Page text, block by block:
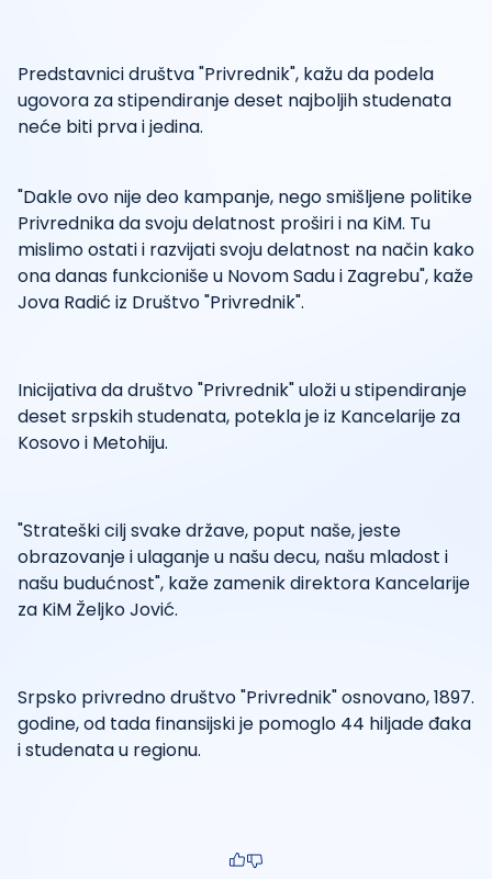
Predstavnici društva "Privrednik", kažu da podela
ugovora za stipendiranje deset najboljih studenata
neće biti prva i jedina.
"Dakle ovo nije deo kampanje, nego smišljene politike
Privrednika da svoju delatnost proširi i na KiM. Tu
mislimo ostati i razvijati svoju delatnost na način kako
ona danas funkcioniše u Novom Sadu i Zagrebu", kaže
Jova Radić iz Društvo "Privrednik".
Inicijativa da društvo "Privrednik" uloži u stipendiranje
deset srpskih studenata, potekla je iz Kancelarije za
Kosovo i Metohiju.
"Strateški cilj svake države, poput naše, jeste
obrazovanje i ulaganje u našu decu, našu mladost i
našu budućnost", kaže zamenik direktora Kancelarije
za KiM Željko Jović.
Srpsko privredno društvo "Privrednik" osnovano, 1897.
godine, od tada finansijski je pomoglo 44 hiljade đaka
i studenata u regionu.